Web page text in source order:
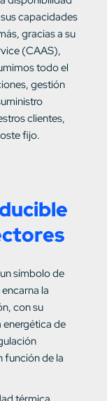
capacidades
gracias a su
(CAAS),
todo el
gestión
clientes,
fijo.
símbolo de
la
con su
energética de
función de la